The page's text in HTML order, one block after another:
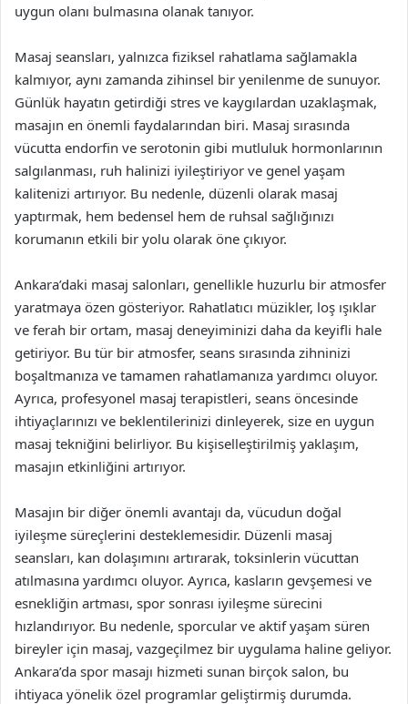
uygun olanı bulmasına olanak tanıyor.
Masaj seansları, yalnızca fiziksel rahatlama sağlamakla
kalmıyor, aynı zamanda zihinsel bir yenilenme de sunuyor.
Günlük hayatın getirdiği stres ve kaygılardan uzaklaşmak,
masajın en önemli faydalarından biri. Masaj sırasında
vücutta endorfin ve serotonin gibi mutluluk hormonlarının
salgılanması, ruh halinizi iyileştiriyor ve genel yaşam
kalitenizi artırıyor. Bu nedenle, düzenli olarak masaj
yaptırmak, hem bedensel hem de ruhsal sağlığınızı
korumanın etkili bir yolu olarak öne çıkıyor.
Ankara’daki masaj salonları, genellikle huzurlu bir atmosfer
yaratmaya özen gösteriyor. Rahatlatıcı müzikler, loş ışıklar
ve ferah bir ortam, masaj deneyiminizi daha da keyifli hale
getiriyor. Bu tür bir atmosfer, seans sırasında zihninizi
boşaltmanıza ve tamamen rahatlamanıza yardımcı oluyor.
Ayrıca, profesyonel masaj terapistleri, seans öncesinde
ihtiyaçlarınızı ve beklentilerinizi dinleyerek, size en uygun
masaj tekniğini belirliyor. Bu kişiselleştirilmiş yaklaşım,
masajın etkinliğini artırıyor.
Masajın bir diğer önemli avantajı da, vücudun doğal
iyileşme süreçlerini desteklemesidir. Düzenli masaj
seansları, kan dolaşımını artırarak, toksinlerin vücuttan
atılmasına yardımcı oluyor. Ayrıca, kasların gevşemesi ve
esnekliğin artması, spor sonrası iyileşme sürecini
hızlandırıyor. Bu nedenle, sporcular ve aktif yaşam süren
bireyler için masaj, vazgeçilmez bir uygulama haline geliyor.
Ankara’da spor masajı hizmeti sunan birçok salon, bu
ihtiyaca yönelik özel programlar geliştirmiş durumda.